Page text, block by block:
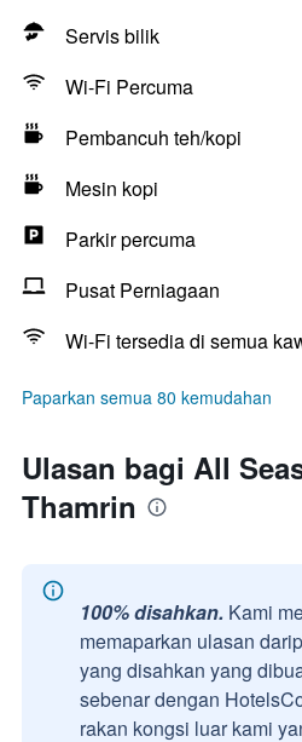
Servis bilik
Wi-Fi Percuma
Pembancuh teh/kopi
Mesin kopi
Parkir percuma
Pusat Perniagaan
Wi-Fi tersedia di semua
Paparkan semua 80 kemudahan
Ulasan bagi All
Thamrin
100% disahkan. Kami
memaparkan ulasan
yang disahkan yang
sebenar dengan
rakan kongsi luar kami